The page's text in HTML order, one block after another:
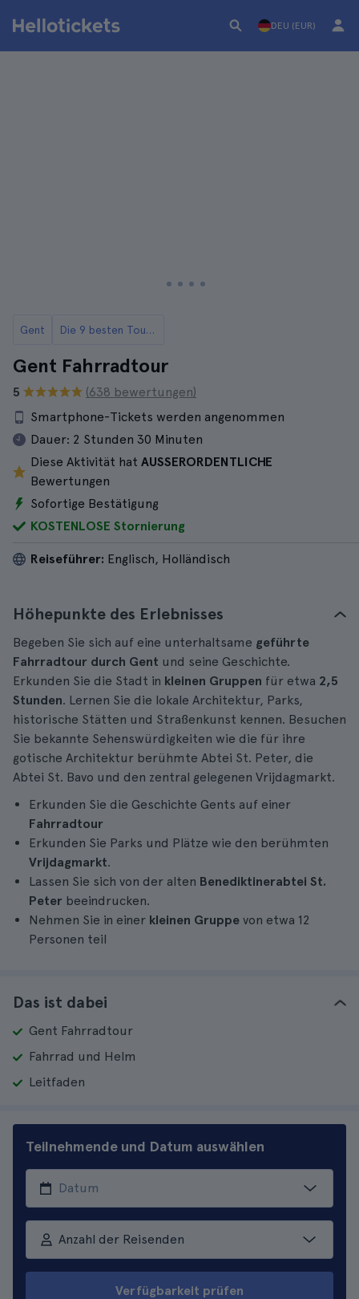
DEU (EUR)
Gent Die 9 besten Touren in Gent
Gent Fahrradtour
5
(638 bewertungen)
Smartphone-Tickets werden angenommen
Dauer: 2 Stunden 30 Minuten
Diese Aktivität hat AUSSERORDENTLICHE
Bewertungen
Sofortige Bestätigung
KOSTENLOSE Stornierung
Reiseführer: Englisch, Holländisch
Höhepunkte des Erlebnisses
Begeben Sie sich auf eine unterhaltsame geführte
Fahrradtour durch Gent und seine Geschichte.
Erkunden Sie die Stadt in kleinen Gruppen für etwa 2,5
Stunden. Lernen Sie die lokale Architektur, Parks,
historische Stätten und Straßenkunst kennen. Besuchen
Sie bekannte Sehenswürdigkeiten wie die für ihre
gotische Architektur berühmte Abtei St. Peter, die
Abtei St. Bavo und den zentral gelegenen Vrijdagmarkt.
Erkunden Sie die Geschichte Gents auf einer
Fahrradtour
Erkunden Sie Parks und Plätze wie den berühmten
Vrijdagmarkt.
Lassen Sie sich von der alten Benediktinerabtei St.
Peter beeindrucken.
Nehmen Sie in einer kleinen Gruppe von etwa 12
Personen teil
Das ist dabei
Gent Fahrradtour
Fahrrad und Helm
Leitfaden
Teilnehmende und Datum auswählen
Anzahl der Reisenden
Verfügbarkeit prüfen